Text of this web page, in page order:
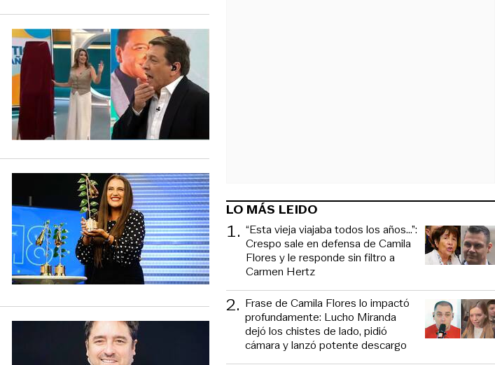
LO MÁS LEIDO
1. “Esta vieja viajaba todos los años...”:
Crespo sale en defensa de Camila
Flores y le responde sin filtro a
Carmen Hertz
2. Frase de Camila Flores lo impactó
profundamente: Lucho Miranda
dejó los chistes de lado, pidió
cámara y lanzó potente descargo